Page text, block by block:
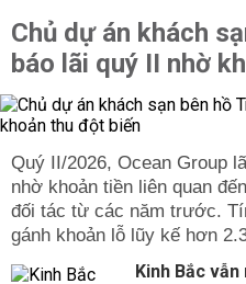
Chủ dự án khách
báo lãi quý II nhờ
Quý II/2026, Ocean Group
nhờ khoản tiền liên quan
đối tác từ các năm trước.
gánh khoản lỗ lũy kế hơn
Kinh Bắc